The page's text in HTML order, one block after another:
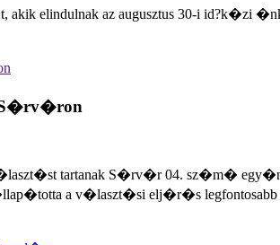
akik elindulnak az augusztus 30-i
S�rv�ron
tartanak S�rv�r 04. sz�m�
a v�laszt�si elj�r�s